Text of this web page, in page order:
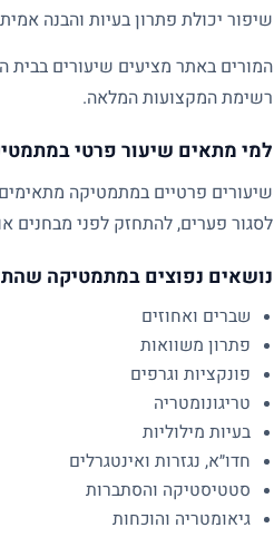
שיפור יכולת פתרון בעיות והבנה
המורים באתר מציעים שיעורים
רשימת המקצועות המלאה.
למי מתאים שיעור פרטי
לסגור פערים, להתחזק לפני מבחנים
נושאים נפוצים במתמטיקה
שברים ואחוזים
פתרון משוואות
פונקציות וגרפים
טריגונומטריה
בעיות מילוליות
חדו״א, נגזרות ואינטגרלים
סטטיסטיקה והסתברות
גיאומטריה והוכחות